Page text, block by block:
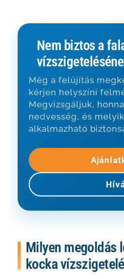
Nem biztos a
Még a felújítás
kérjen helyszíni
Megvizsgáljuk,
nedvesség, és
alkalmazható
Milyen megoldás
kocka